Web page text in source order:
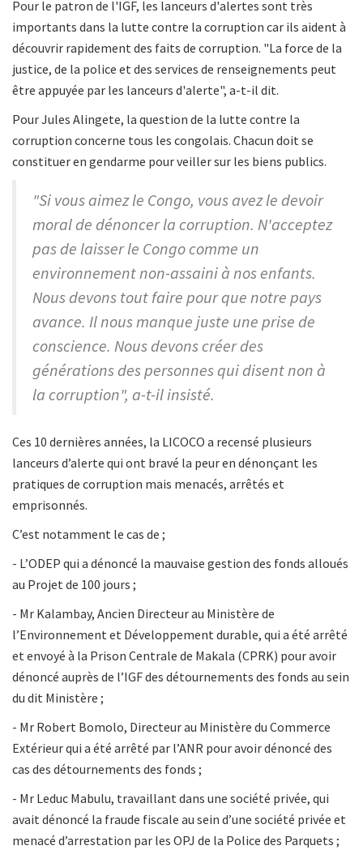
Pour le patron de l'IGF, les lanceurs d'alertes sont très
importants dans la lutte contre la corruption car ils aident à
découvrir rapidement des faits de corruption. "La force de la
justice, de la police et des services de renseignements peut
être appuyée par les lanceurs d'alerte", a-t-il dit.
Pour Jules Alingete, la question de la lutte contre la
corruption concerne tous les congolais. Chacun doit se
constituer en gendarme pour veiller sur les biens publics.
"Si vous aimez le Congo, vous avez le devoir
moral de dénoncer la corruption. N'acceptez
pas de laisser le Congo comme un
environnement non-assaini à nos enfants.
Nous devons tout faire pour que notre pays
avance. Il nous manque juste une prise de
conscience. Nous devons créer des
générations des personnes qui disent non à
la corruption", a-t-il insisté.
Ces 10 dernières années, la LICOCO a recensé plusieurs
lanceurs d’alerte qui ont bravé la peur en dénonçant les
pratiques de corruption mais menacés, arrêtés et
emprisonnés.
C’est notamment le cas de ;
- L’ODEP qui a dénoncé la mauvaise gestion des fonds alloués
au Projet de 100 jours ;
- Mr Kalambay, Ancien Directeur au Ministère de
l’Environnement et Développement durable, qui a été arrêté
et envoyé à la Prison Centrale de Makala (CPRK) pour avoir
dénoncé auprès de l’IGF des détournements des fonds au sein
du dit Ministère ;
- Mr Robert Bomolo, Directeur au Ministère du Commerce
Extérieur qui a été arrêté par l’ANR pour avoir dénoncé des
cas des détournements des fonds ;
- Mr Leduc Mabulu, travaillant dans une société privée, qui
avait dénoncé la fraude fiscale au sein d’une société privée et
menacé d’arrestation par les OPJ de la Police des Parquets ;